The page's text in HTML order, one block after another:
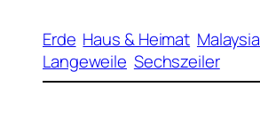
Erde Haus & Heimat Malaysia
Langeweile Sechszeiler